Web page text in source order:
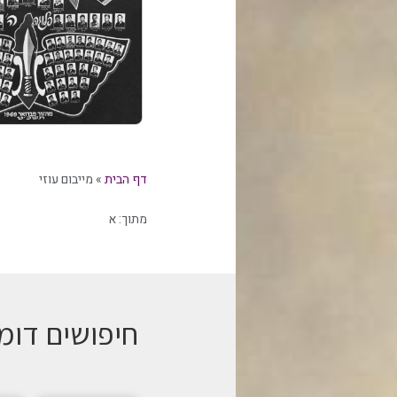
דף הבית» מייבום עוזי
מתוך:א
חיפושים